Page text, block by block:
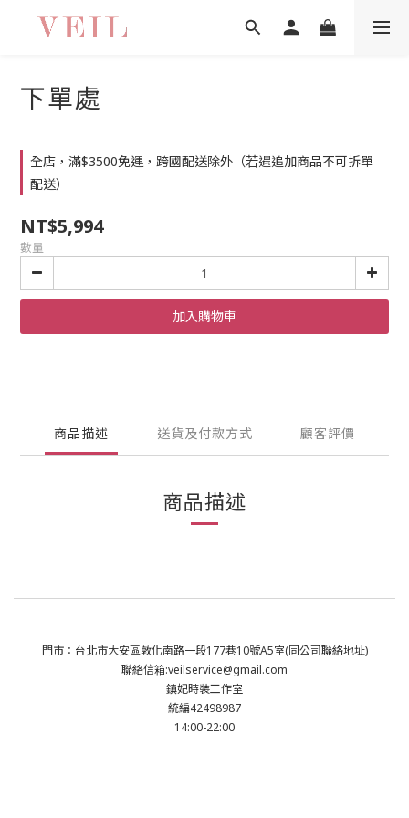
下單處
全店，滿$3500免運，跨國配送除外（若遇追加商品不可拆單
配送）
NT$5,994
數量
加入購物車
商品描述 送貨及付款方式 顧客評價
商品描述
門市：台北市大安區敦化南路一段177巷10號A5室(同公司聯絡地址)
聯絡信箱:veilservice@gmail.com
鎮妃時裝工作室
統編42498987
14:00-22:00